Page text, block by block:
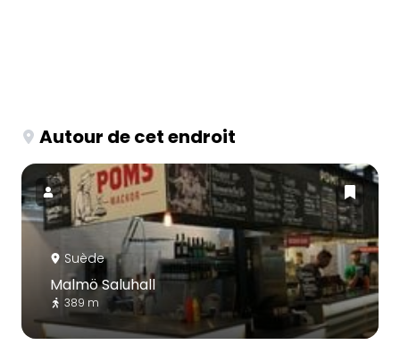
Autour de cet endroit
Suède
Malmö Saluhall
389 m